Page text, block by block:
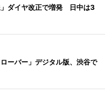
」ダイヤ改正で増発 日中は3
ーバー」デジタル版、渋谷で